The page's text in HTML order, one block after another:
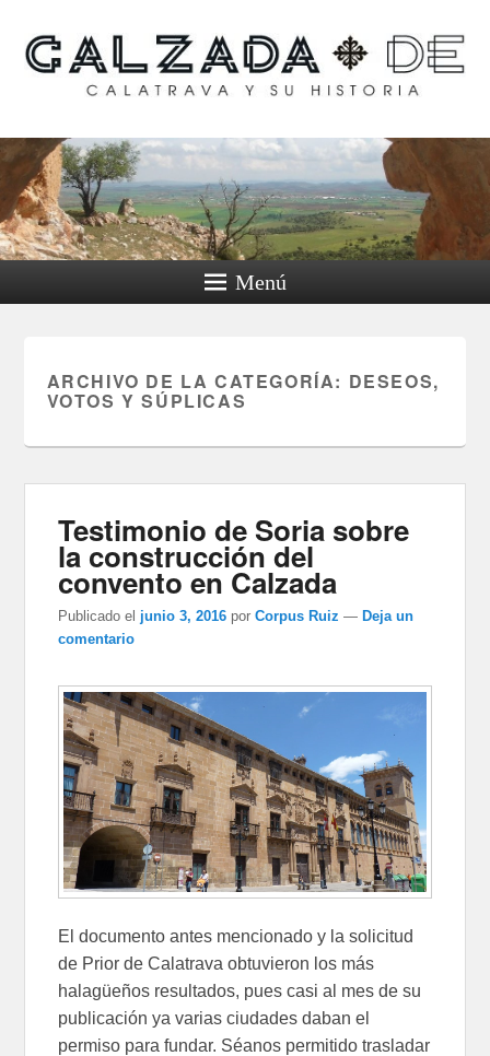
Calzada de Calatrava y
su historia
Menú
ARCHIVO DE LA CATEGORÍA: DESEOS,
VOTOS Y SÚPLICAS
Testimonio de Soria sobre
la construcción del
convento en Calzada
Publicado el junio 3, 2016 porCorpus Ruiz — Deja un
comentario
El documento antes mencionado y la solicitud
de Prior de Calatrava obtuvieron los más
halagüeños resultados, pues casi al mes de su
publicación ya varias ciudades daban el
permiso para fundar. Séanos permitido trasladar